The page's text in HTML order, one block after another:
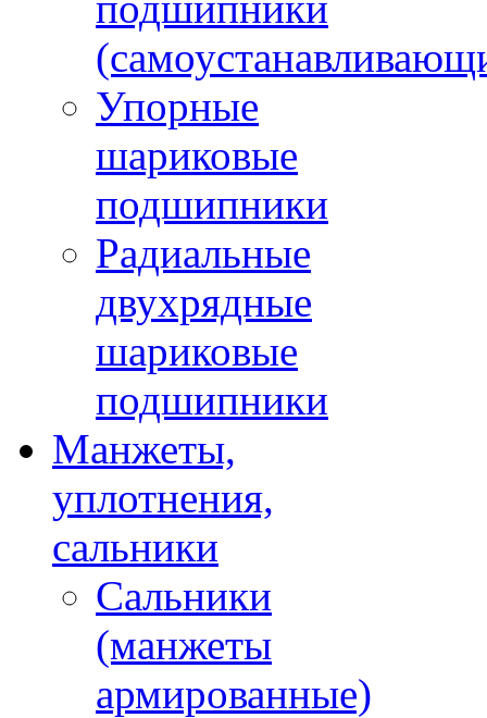
Упорные
шариковые
подшипники
Радиальные
двухрядные
шариковые
подшипники
Манжеты,
уплотнения,
сальники
Сальники
(манжеты
армированные)